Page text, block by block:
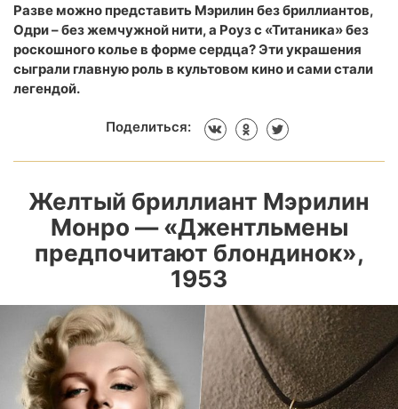
Разве можно представить Мэрилин без бриллиантов,
Одри – без жемчужной нити, а Роуз с «Титаника» без
роскошного колье в форме сердца? Эти украшения
сыграли главную роль в культовом кино и сами стали
легендой.
Поделиться:
Желтый бриллиант Мэрилин
Монро — «Джентльмены
предпочитают блондинок»,
1953